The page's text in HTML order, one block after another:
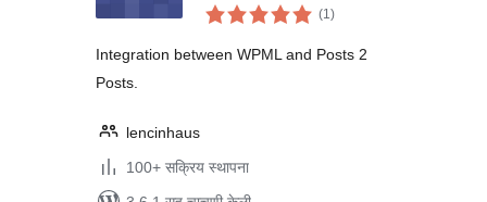
(1एकूण
मूल्यांकन
)
Integration between WPML and Posts 2
Posts.
lencinhaus
100+ सक्रिय स्थापना